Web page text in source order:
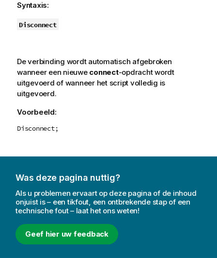
Syntaxis:
Disconnect
De verbinding wordt automatisch afgebroken
wanneer een nieuwe connect-opdracht wordt
uitgevoerd of wanneer het script volledig is
uitgevoerd.
Voorbeeld:
Disconnect;
Was deze pagina nuttig?
Als u problemen ervaart op deze pagina of de inhoud
onjuist is – een tikfout, een ontbrekende stap of een
technische fout – laat het ons weten!
Geef hier uw feedback